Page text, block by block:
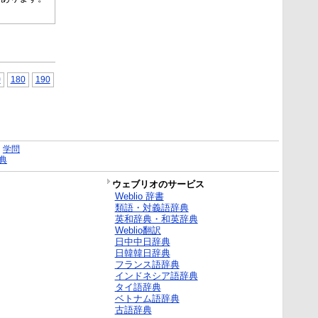
180
190
学問
ウェブリオのサービス
Weblio 辞書
類語・対義語辞典
英和辞典・和英辞典
Weblio翻訳
日中中日辞典
日韓韓日辞典
フランス語辞典
インドネシア語辞典
タイ語辞典
ベトナム語辞典
古語辞典